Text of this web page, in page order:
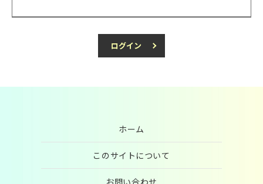
ログイン
ホーム
このサイトについて
お問い合わせ